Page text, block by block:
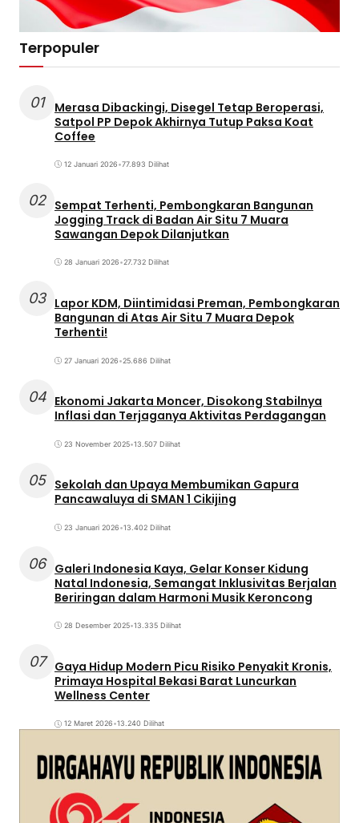
Terpopuler
01
Merasa Dibackingi, Disegel Tetap Beroperasi,
Satpol PP Depok Akhirnya Tutup Paksa Koat
Coffee
12 Januari 2026•77.893 Dilihat
02 Sempat Terhenti, Pembongkaran Bangunan
Jogging Track di Badan Air Situ 7 Muara
Sawangan Depok Dilanjutkan
28 Januari 2026•27.732 Dilihat
03 Lapor KDM, Diintimidasi Preman, Pembongkaran
Bangunan di Atas Air Situ 7 Muara Depok
Terhenti!
27 Januari 2026•25.686 Dilihat
04 Ekonomi Jakarta Moncer, Disokong Stabilnya
Inflasi dan Terjaganya Aktivitas Perdagangan
23 November 2025•13.507 Dilihat
05 Sekolah dan Upaya Membumikan Gapura
Pancawaluya di SMAN 1 Cikijing
23 Januari 2026•13.402 Dilihat
06 Galeri Indonesia Kaya, Gelar Konser Kidung
Natal Indonesia, Semangat Inklusivitas Berjalan
Beriringan dalam Harmoni Musik Keroncong
28 Desember 2025•13.335 Dilihat
07
Gaya Hidup Modern Picu Risiko Penyakit Kronis,
Primaya Hospital Bekasi Barat Luncurkan
Wellness Center
12 Maret 2026•13.240 Dilihat